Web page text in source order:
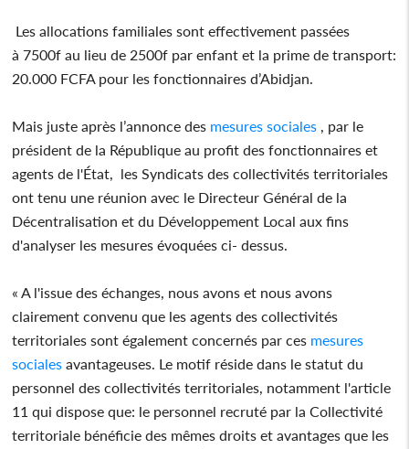
Les allocations familiales sont effectivement passées
à 7500f au lieu de 2500f par enfant et la prime de transport:
20.000 FCFA pour les fonctionnaires d’Abidjan.
Mais juste après l’annonce des mesures sociales , par le
président de la République au profit des fonctionnaires et
agents de l'État, les Syndicats des collectivités territoriales
ont tenu une réunion avec le Directeur Général de la
Décentralisation et du Développement Local aux fins
d'analyser les mesures évoquées ci- dessus.
« A l'issue des échanges, nous avons et nous avons
clairement convenu que les agents des collectivités
territoriales sont également concernés par ces mesures
sociales avantageuses. Le motif réside dans le statut du
personnel des collectivités territoriales, notamment l'article
11 qui dispose que: le personnel recruté par la Collectivité
territoriale bénéficie des mêmes droits et avantages que les